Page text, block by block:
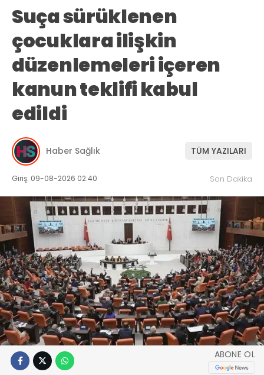
Suça sürüklenen
çocuklara ilişkin
düzenlemeleri içeren
kanun teklifi kabul
edildi
Haber Sağlık TÜM YAZILARI
Giriş: 09-08-2026 02:40 Son Dakika
ABONE OL